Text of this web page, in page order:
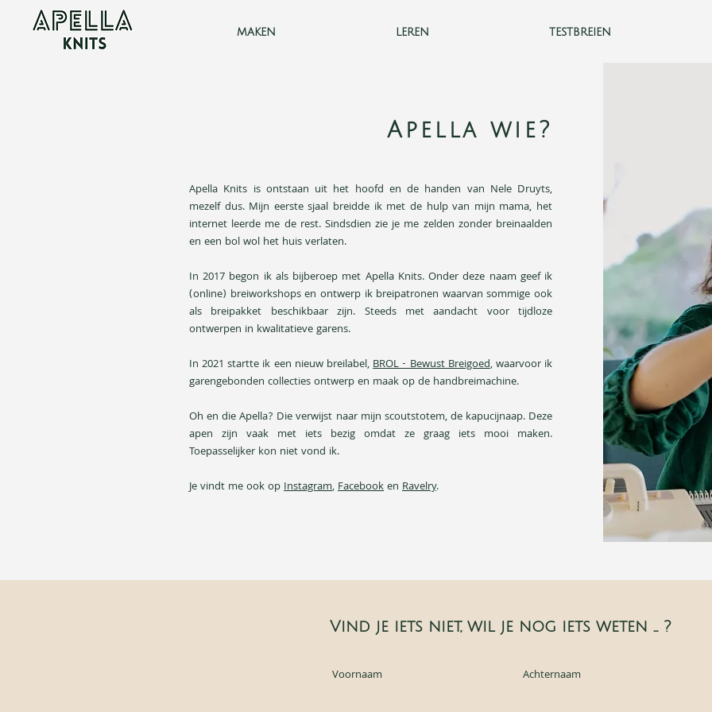
maken leren testbreien
Apella wie?
Apella Knits is ontstaan uit het hoofd en de handen van Nele Druyts,
mezelf dus. Mijn eerste sjaal breidde ik met de hulp van mijn mama, het
internet leerde me de rest. Sindsdien zie je me zelden zonder breinaalden
en een bol wol het huis verlaten.
In 2017 begon ik als bijberoep met Apella Knits. Onder deze naam geef ik
(online) breiworkshops en ontwerp ik breipatronen waarvan sommige ook
als breipakket beschikbaar zijn. Steeds met aandacht voor tijdloze
ontwerpen in kwalitatieve garens.
In 2021 startte ik een nieuw breilabel,BROL - Bewust Breigoed, waarvoor ik
garengebonden collecties ontwerp en maak op de handbreimachine.
Oh en die Apella? Die verwijst naar mijn scoutstotem, de kapucijnaap. Deze
apen zijn vaak met iets bezig omdat ze graag iets mooi maken.
Toepasselijker kon niet vond ik.
Je vindt me ook opInstagram,Facebooken Ravelry.
Vind je iets niet, wil je nog iets weten ... ?
Voornaam Achternaam